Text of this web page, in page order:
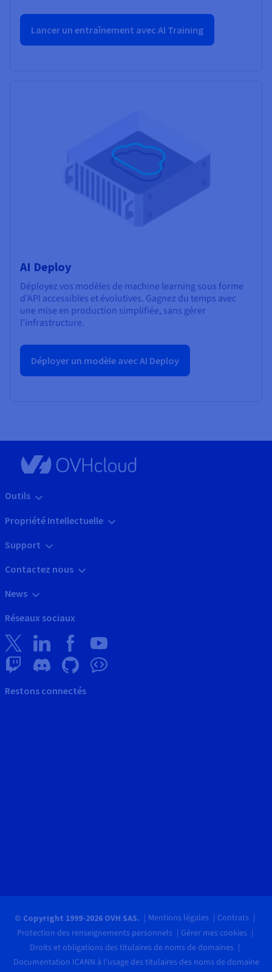
Lancer un entraînement avec AI Training
AI Deploy
Déployez vos modèles de machine learning sous forme
d’API accessibles et évolutives. Gagnez du temps avec
une mise en production simplifiée, sans gérer
l’infrastructure.
Déployer un modèle avec AI Deploy
Outils
Propriété Intellectuelle
Support
Contactez nous
News
Réseaux sociaux
Restons connectés
© Copyright 1999-2026 OVH SAS. Mentions légales
Contrats
Protection des renseignements personnels
Gérer mes cookies
Droits et obligations des titulaires de noms de domaines
Documentation ICANN à l'usage des titulaires des noms de domaine